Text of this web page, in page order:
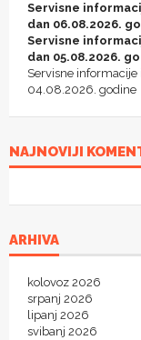
Servisne
dan 06.08.2026.
Servisne
dan 05.08.2026.
Servisne informacije
04.08.2026. godine
NAJNOVIJI
ARHIVA
kolovoz 2026
srpanj 2026
lipanj 2026
svibanj 2026